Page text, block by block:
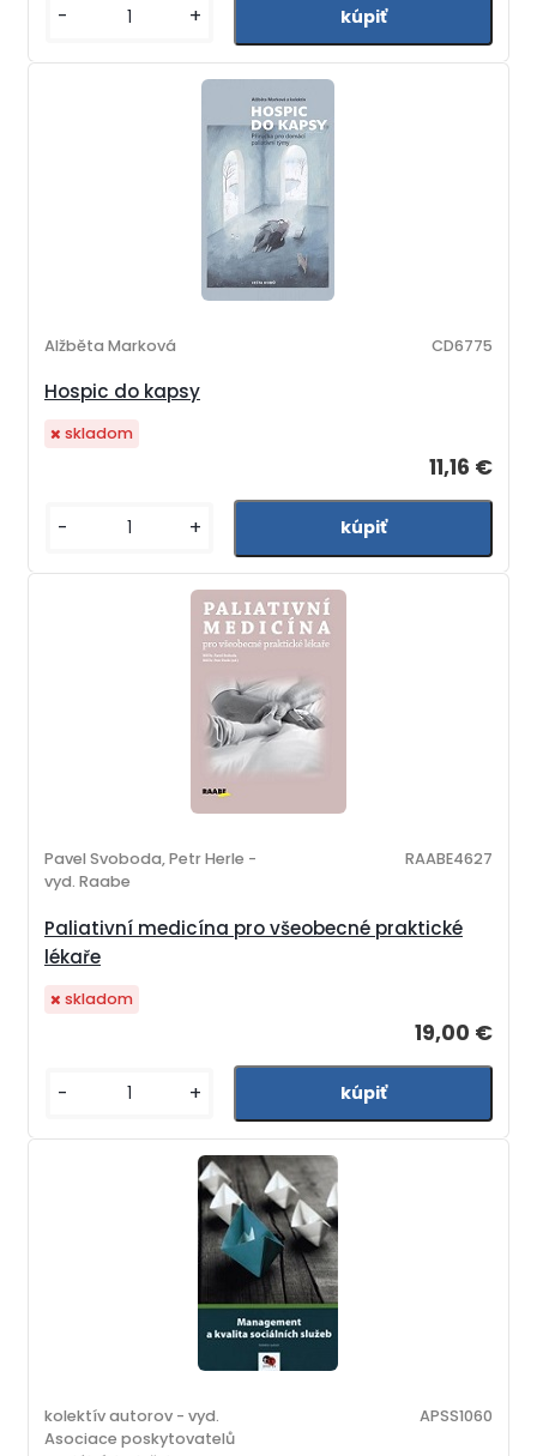
- +
Hospic do kapsy
Alžběta Marková CD6775
11,16 €
skladom
- +
Paliativní medicína pro všeobecné praktické
lékaře
Pavel Svoboda, Petr Herle -
vyd. Raabe
RAABE4627
19,00 €
skladom
- +
kolektív autorov - vyd.
Asociace poskytovatelů
APSS1060